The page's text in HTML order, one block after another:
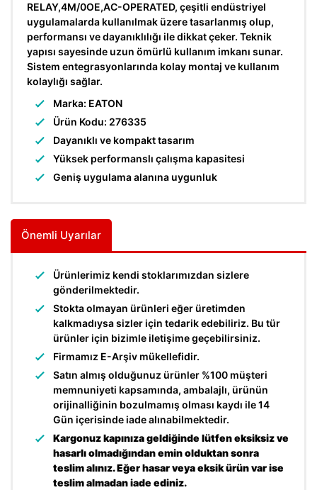
RELAY,4M/0OE,AC-OPERATED, çeşitli endüstriyel
uygulamalarda kullanılmak üzere tasarlanmış olup,
performansı ve dayanıklılığı ile dikkat çeker. Teknik
yapısı sayesinde uzun ömürlü kullanım imkanı sunar.
Sistem entegrasyonlarında kolay montaj ve kullanım
kolaylığı sağlar.
Marka: EATON
Ürün Kodu: 276335
Dayanıklı ve kompakt tasarım
Yüksek performanslı çalışma kapasitesi
Geniş uygulama alanına uygunluk
Önemli Uyarılar
Ürünlerimiz kendi stoklarımızdan sizlere
gönderilmektedir.
Stokta olmayan ürünleri eğer üretimden
kalkmadıysa sizler için tedarik edebiliriz. Bu tür
ürünler için bizimle iletişime geçebilirsiniz.
Firmamız E-Arşiv mükellefidir.
Satın almış olduğunuz ürünler %100 müşteri
memnuniyeti kapsamında, ambalajlı, ürünün
orijinalliğinin bozulmamış olması kaydı ile 14
Gün içerisinde iade alınabilmektedir.
Kargonuz kapınıza geldiğinde lütfen eksiksiz ve
hasarlı olmadığından emin olduktan sonra
teslim alınız. Eğer hasar veya eksik ürün var ise
teslim almadan iade ediniz.